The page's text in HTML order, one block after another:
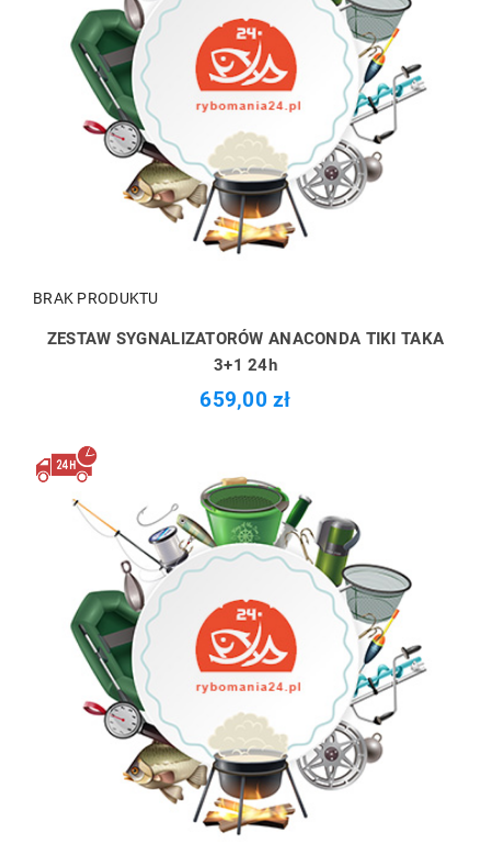
BRAK PRODUKTU
ZESTAW SYGNALIZATORÓW ANACONDA TIKI TAKA
3+1 24h
659,00 zł